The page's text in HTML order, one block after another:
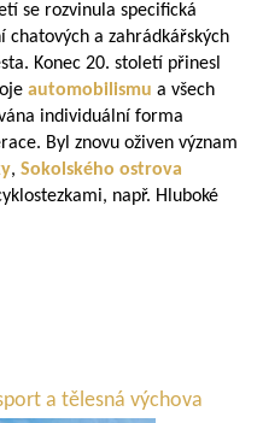
se rozvinula specifická
a zahrádkářských
Konec 20. století přinesl
automobilismu a všech
individuální forma
Byl znovu oživen význam
, Sokolského ostrova
např. Hluboké
a tělesná výchova